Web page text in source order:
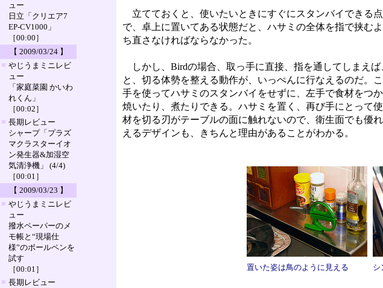
ュー
日立「クリエア7
EP-CV1000」
［00:00］
【 2009/03/24 】
■ やじうまミニレビ
ュー
「家庭菜園 かいわ
れくん」
［00:02］
■ 長期レビュー
シャープ「プラズ
マクラスターイオ
ン発生器&加湿空
気清浄機」 (4/4)
［00:01］
【 2009/03/23 】
■ やじうまミニレビ
ュー
撥水ペーパーのメ
モ帳と“現場仕
様”のボールペンを
試す
［00:01］
■ 長期レビュー
立てておくと、使いたいときにすぐにスタンバイできる
で、卓上に置いてある状態だと、ハサミの全体を指で挟む
ち直さなければならなかった。
しかし、Birdの場合、取っ手に直接、指を通してしまえ
と、切る体勢を整える動作が、いっぺんに行なえるのだ。
手を使ってハサミのスタンバイをせずに、左手で食材をつ
焼いたり、煮たりできる。ハサミを置く、再び手にとって
材を切る刃がテーブルの面に触れないので、衛生面でも優
えるデザインも、きちんと理由があることがわかる。
置いた姿は鳥のように見える シ